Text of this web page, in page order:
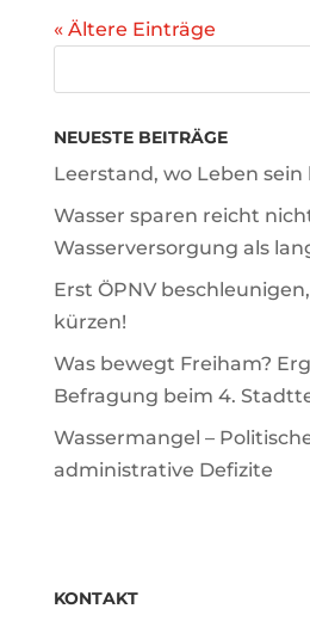
« Ältere Einträge
NEUESTE BEITRÄGE
Leerstand, wo Leben
Wasser sparen reicht
Wasserversorgung als
Erst ÖPNV
kürzen!
Was bewegt Freiham?
Befragung beim 4.
Wassermangel –
administrative Defizite
KONTAKT